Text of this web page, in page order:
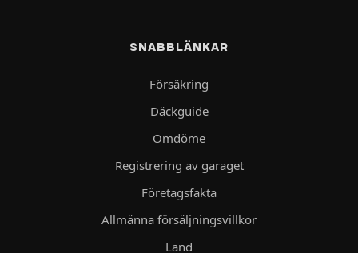
SNABBLÄNKAR
Försäkring
Däckguide
Omdöme
Registrering av garaget
Företagsfakta
Allmänna försäljningsvillkor
Land